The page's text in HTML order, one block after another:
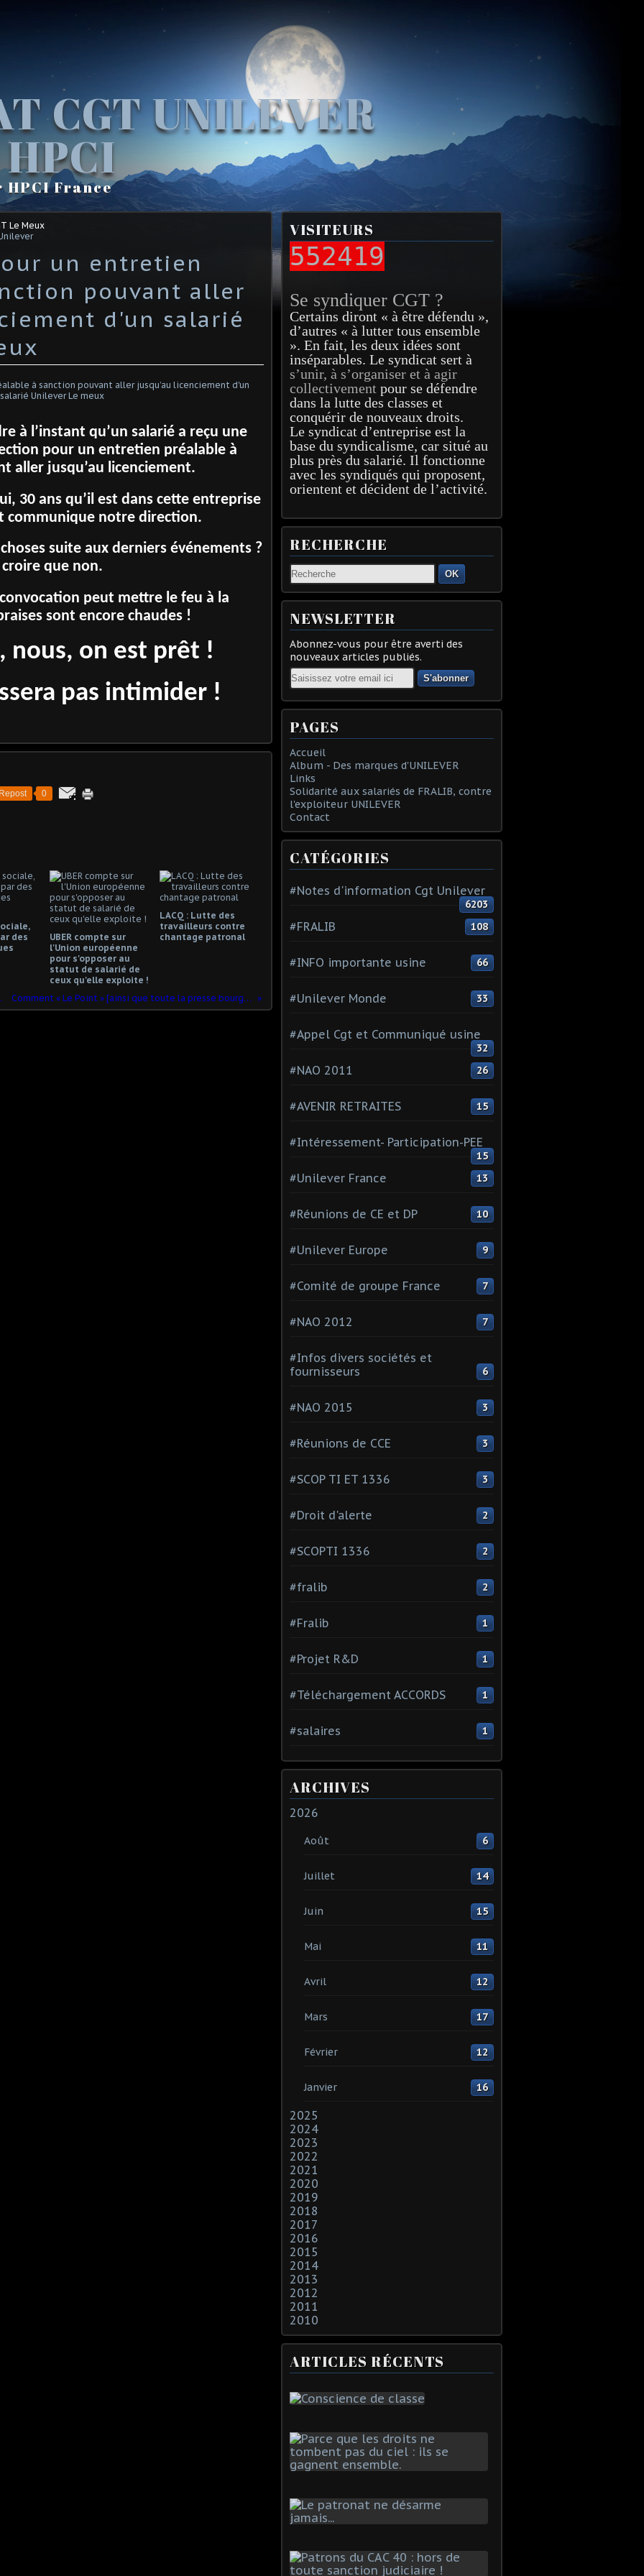
CGT UNILEVER
HPCI France
Le Meux
un entretien
pouvant aller
d'un salarié
à l’instant qu’un salarié a reçu une
pour un entretien préalable à
aller jusqu’au licenciement.
30 ans qu’il est dans cette entreprise
communique notre direction.
suite aux derniers événements ?
croire que non.
peut mettre le feu à la
sont encore chaudes !
nous, on est prêt !
pas intimider !
Repost 0
des
UBER compte sur
l'Union européenne
pour s'opposer au
statut de salarié de
ceux qu'elle exploite !
LACQ : Lutte des
travailleurs contre
chantage patronal
retraites Comment « Le Point » [ainsi que toute la presse bourgeoise] ruine le journalisme
VISITEURS
552419
Se syndiquer CGT ?
Certains diront « à être défendu »,
d’autres « à lutter tous ensemble
». En fait, les deux idées sont
inséparables. Le syndicat sert à
s’unir, à s’organiser et à agir
collectivement pour se défendre
dans la lutte des classes et
conquérir de nouveaux droits.
Le syndicat d’entreprise est la
base du syndicalisme, car situé au
plus près du salarié. Il fonctionne
avec les syndiqués qui proposent,
orientent et décident de l’activité.
RECHERCHE
OK
NEWSLETTER
Abonnez-vous pour être averti des
nouveaux articles publiés.
Email
PAGES
Accueil
Album - Des marques d'UNILEVER
Links
Solidarité aux salariés de FRALIB, contre
l'exploiteur UNILEVER
Contact
CATÉGORIES
#Notes d'information Cgt Unilever
6203
#FRALIB 108
#INFO importante usine 66
#Unilever Monde 33
#Appel Cgt et Communiqué usine
32
#NAO 2011 26
#AVENIR RETRAITES 15
#Intéressement- Participation-PEE
15
#Unilever France 13
#Réunions de CE et DP 10
#Unilever Europe 9
#Comité de groupe France 7
#NAO 2012 7
#Infos divers sociétés et
fournisseurs
6
#NAO 2015 3
#Réunions de CCE 3
#SCOP TI ET 1336 3
#Droit d'alerte 2
#SCOPTI 1336 2
#fralib 2
#Fralib 1
#Projet R&D 1
#Téléchargement ACCORDS 1
#salaires 1
ARCHIVES
2026
Août 6
Juillet 14
Juin 15
Mai 11
Avril 12
Mars 17
Février 12
Janvier 16
2025
2024
2023
2022
2021
2020
2019
2018
2017
2016
2015
2014
2013
2012
2011
2010
ARTICLES RÉCENTS